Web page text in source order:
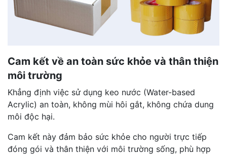
Cam kết về an toàn sức khỏe và thân thiện
môi trường
Khẳng định việc sử dụng keo nước (Water-based
Acrylic) an toàn, không mùi hôi gắt, không chứa dung
môi độc hại.
Cam kết này đảm bảo sức khỏe cho người trực tiếp
đóng gói và thân thiện với môi trường sống, phù hợp